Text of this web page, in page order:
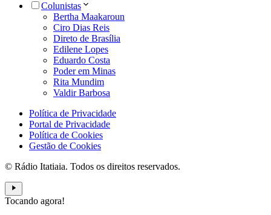
Colunistas
Bertha Maakaroun
Ciro Dias Reis
Direto de Brasília
Edilene Lopes
Eduardo Costa
Poder em Minas
Rita Mundim
Valdir Barbosa
Política de Privacidade
Portal de Privacidade
Política de Cookies
Gestão de Cookies
© Rádio Itatiaia. Todos os direitos reservados.
Tocando agora!